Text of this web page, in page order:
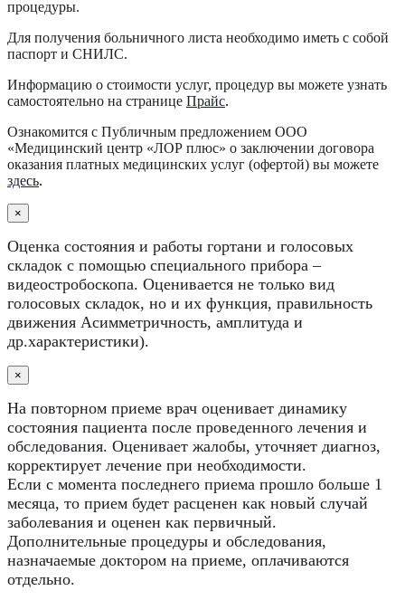
процедуры.
Для получения больничного листа необходимо иметь с собой
паспорт и СНИЛС.
Информацию о стоимости услуг, процедур вы можете узнать
самостоятельно на странице Прайс.
Ознакомится с Публичным предложением ООО
«Медицинский центр «ЛОР плюс» о заключении договора
оказания платных медицинских услуг (офертой) вы можете
здесь.
×
Оценка состояния и работы гортани и голосовых
складок с помощью специального прибора –
видеостробоскопа. Оценивается не только вид
голосовых складок, но и их функция, правильность
движения Асимметричность, амплитуда и
др.характеристики).
×
На повторном приеме врач оценивает динамику
состояния пациента после проведенного лечения и
обследования. Оценивает жалобы, уточняет диагноз,
корректирует лечение при необходимости.
Если с момента последнего приема прошло больше 1
месяца, то прием будет расценен как новый случай
заболевания и оценен как первичный.
Дополнительные процедуры и обследования,
назначаемые доктором на приеме, оплачиваются
отдельно.